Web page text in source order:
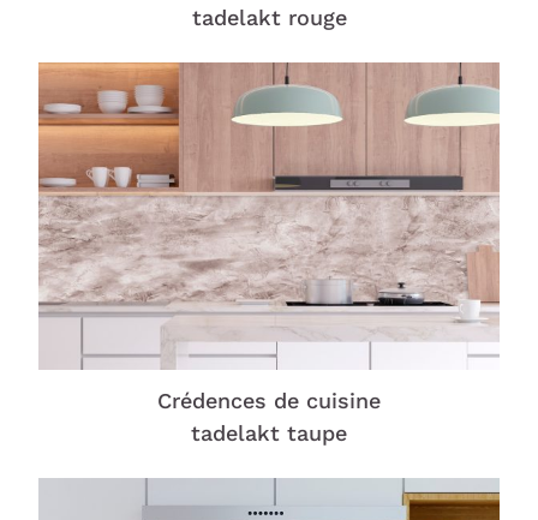
tadelakt rouge
Crédences de cuisine
tadelakt taupe